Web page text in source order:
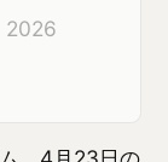
トルは韓